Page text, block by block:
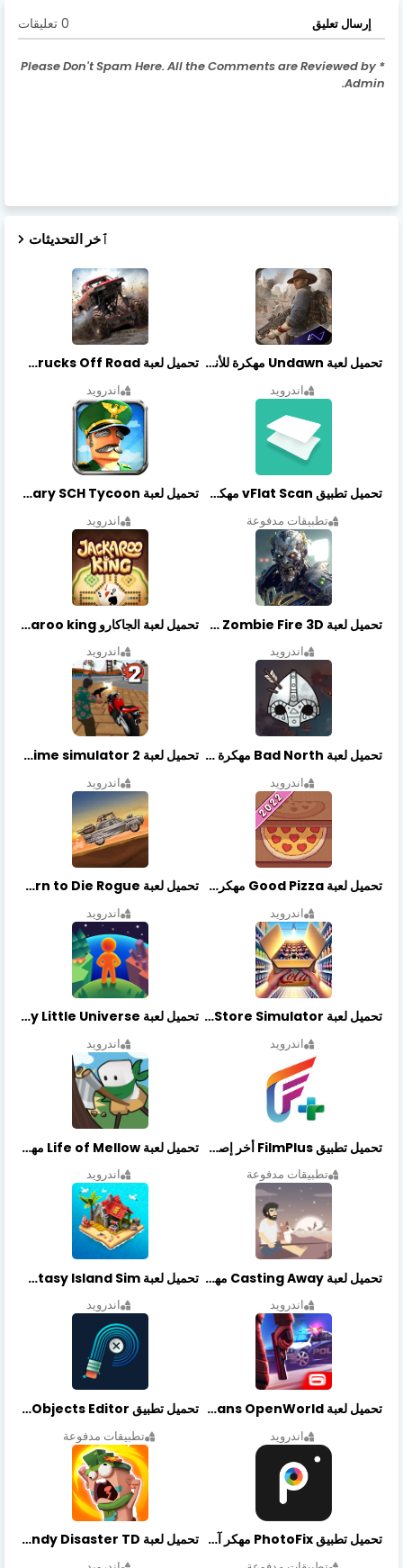
إرسال تعليق 0 تعليقات
* Please Don't Spam Here. All the Comments are Reviewed by
Admin.
ٱخر التحديثات
تحميل لعبة Undawn مهكرة للأندرويد أخر إصدار | تحميل مباشر + موارد غير محدودة
اندرويد
تحميل لعبة Trucks Off Road مهكرة اخر اصدار
اندرويد
تحميل تطبيق vFlat Scan مهكر آخر إصدار
تطبيقات مدفوعة
تحميل لعبة Idle Military SCH Tycoon مهكرة آخر إصدار
اندرويد
تحميل لعبة Zombie Fire 3D مهكرة آخر إصدار
اندرويد
تحميل لعبة الجاكارو jackaroo king آخر إصدار
اندرويد
تحميل لعبة Bad North مهكرة آخر إصدار
اندرويد
تحميل لعبة Vegas crime simulator 2 مهكرة اخر اصدار
اندرويد
تحميل لعبة Good Pizza مهكرة اخر اصدار
اندرويد
تحميل لعبة Earn to Die Rogue مهكرة اخر اصدار
اندرويد
تحميل لعبة Retail Store Simulator مهكرة اخر اصدار
اندرويد
تحميل لعبة My Little Universe مهكرة أخر إصدار
اندرويد
تحميل تطبيق FilmPlus أخر إصدار
تطبيقات مدفوعة
تحميل لعبة Life of Mellow مهكرة أخر إصدار
اندرويد
تحميل لعبة Casting Away مهكرة أخر إصدار
اندرويد
تحميل لعبة Fantasy Island Sim مهكرة أخر إصدار
اندرويد
تحميل لعبة Gangstar New Orleans OpenWorld مهكرة أخر إصدار
اندرويد
تحميل تطبيق Retouch Remove Objects Editor مهكرة اخر إصدار
تطبيقات مدفوعة
تحميل تطبيق PhotoFix مهكر آخر إصدار تحميل لعبة Candy Disaster TD مهكرة اخر إصدار